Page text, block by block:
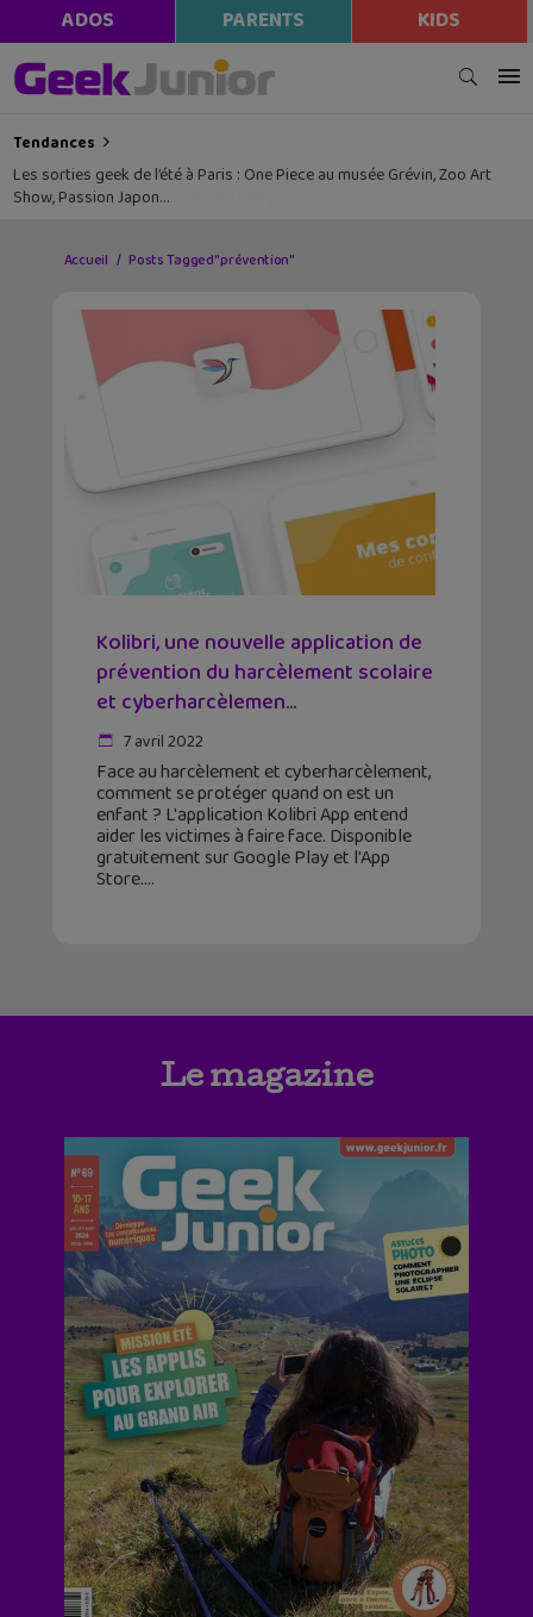
ADOS PARENTS KIDS
Tendances
Les sorties geek de l’été à Paris : One Piece au musée Grévin, Zoo Art
Show, Passion Japon…
Accueil Posts Tagged "prévention"
Kolibri, une nouvelle application de
prévention du harcèlement scolaire
et cyberharcèlemen...
7 avril 2022
Face au harcèlement et cyberharcèlement,
comment se protéger quand on est un
enfant ? L'application Kolibri App entend
aider les victimes à faire face. Disponible
gratuitement sur Google Play et l'App
Store.
Le magazine